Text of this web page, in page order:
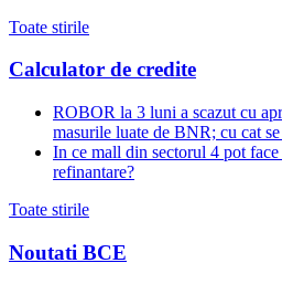
Toate stirile
Calculator de credite
ROBOR la 3 luni a scazut cu
masurile luate de BNR; cu cat
In ce mall din sectorul 4 pot
refinantare?
Toate stirile
Noutati BCE